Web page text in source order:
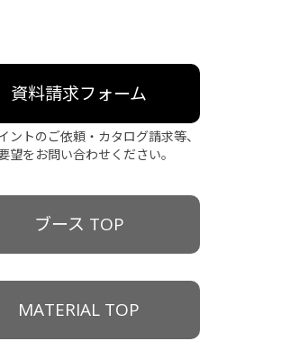
資料請求フォーム
ントのご依頼・カタログ請求等、
望をお問い合わせください。
ブース TOP
MATERIAL TOP